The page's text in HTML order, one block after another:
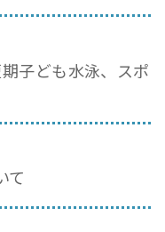
子ども水泳、スポ
て